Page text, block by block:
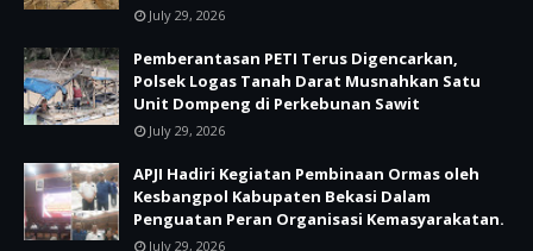
July 29, 2026
Pemberantasan PETI Terus Digencarkan,
Polsek Logas Tanah Darat Musnahkan Satu
Unit Dompeng di Perkebunan Sawit
July 29, 2026
APJI Hadiri Kegiatan Pembinaan Ormas oleh
Kesbangpol Kabupaten Bekasi Dalam
Penguatan Peran Organisasi Kemasyarakatan.
July 29, 2026